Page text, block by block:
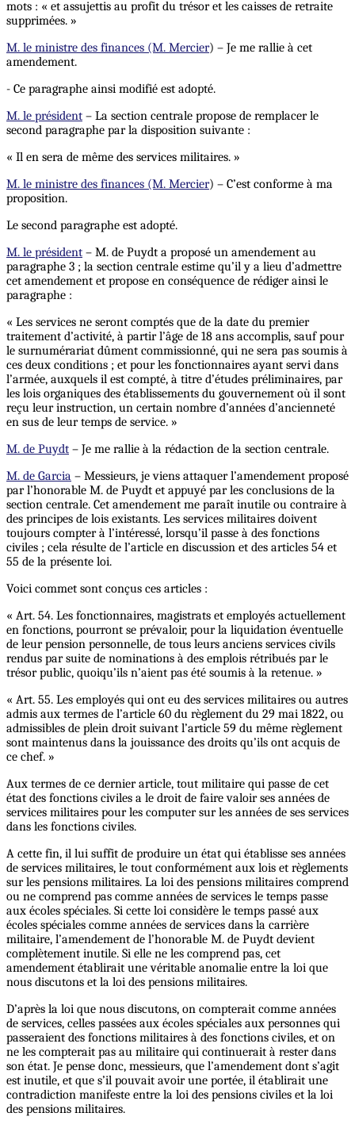
mots : « et assujettis au profit du trésor et les caisses de retraite
supprimées. »
M. le ministre des finances (M. Mercier) – Je me rallie à cet
amendement.
- Ce paragraphe ainsi modifié est adopté.
M. le président – La section centrale propose de remplacer le
second paragraphe par la disposition suivante :
« Il en sera de même des services militaires. »
M. le ministre des finances (M. Mercier) – C’est conforme à ma
proposition.
Le second paragraphe est adopté.
M. le président – M. de Puydt a proposé un amendement au
paragraphe 3 ; la section centrale estime qu’il y a lieu d’admettre
cet amendement et propose en conséquence de rédiger ainsi le
paragraphe :
« Les services ne seront comptés que de la date du premier
traitement d’activité, à partir l’âge de 18 ans accomplis, sauf pour
le surnumérariat dûment commissionné, qui ne sera pas soumis à
ces deux conditions ; et pour les fonctionnaires ayant servi dans
l’armée, auxquels il est compté, à titre d’études préliminaires, par
les lois organiques des établissements du gouvernement où il sont
reçu leur instruction, un certain nombre d’années d’ancienneté
en sus de leur temps de service. »
M. de Puydt – Je me rallie à la rédaction de la section centrale.
M. de Garcia – Messieurs, je viens attaquer l’amendement proposé
par l’honorable M. de Puydt et appuyé par les conclusions de la
section centrale. Cet amendement me paraît inutile ou contraire à
des principes de lois existants. Les services militaires doivent
toujours compter à l’intéressé, lorsqu’il passe à des fonctions
civiles ; cela résulte de l’article en discussion et des articles 54 et
55 de la présente loi.
Voici commet sont conçus ces articles :
« Art. 54. Les fonctionnaires, magistrats et employés actuellement
en fonctions, pourront se prévaloir, pour la liquidation éventuelle
de leur pension personnelle, de tous leurs anciens services civils
rendus par suite de nominations à des emplois rétribués par le
trésor public, quoiqu’ils n’aient pas été soumis à la retenue. »
« Art. 55. Les employés qui ont eu des services militaires ou autres
admis aux termes de l’article 60 du règlement du 29 mai 1822, ou
admissibles de plein droit suivant l’article 59 du même règlement
sont maintenus dans la jouissance des droits qu’ils ont acquis de
ce chef. »
Aux termes de ce dernier article, tout militaire qui passe de cet
état des fonctions civiles a le droit de faire valoir ses années de
services militaires pour les computer sur les années de ses services
dans les fonctions civiles.
A cette fin, il lui suffit de produire un état qui établisse ses années
de services militaires, le tout conformément aux lois et règlements
sur les pensions militaires. La loi des pensions militaires comprend
ou ne comprend pas comme années de services le temps passe
aux écoles spéciales. Si cette loi considère le temps passé aux
écoles spéciales comme années de services dans la carrière
militaire, l’amendement de l’honorable M. de Puydt devient
complètement inutile. Si elle ne les comprend pas, cet
amendement établirait une véritable anomalie entre la loi que
nous discutons et la loi des pensions militaires.
D’après la loi que nous discutons, on compterait comme années
de services, celles passées aux écoles spéciales aux personnes qui
passeraient des fonctions militaires à des fonctions civiles, et on
ne les compterait pas au militaire qui continuerait à rester dans
son état. Je pense donc, messieurs, que l’amendement dont s’agit
est inutile, et que s’il pouvait avoir une portée, il établirait une
contradiction manifeste entre la loi des pensions civiles et la loi
des pensions militaires.